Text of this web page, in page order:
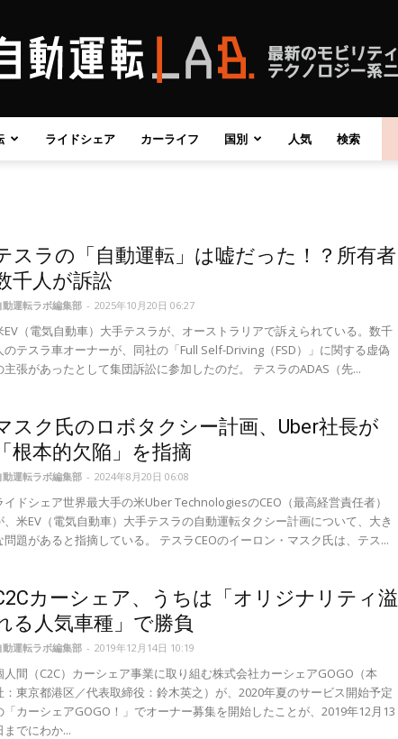
自
動
運
ラ
ライドシェア カーライフ 国別 人気 検索
スラの「自動運転」は嘘だった！？所有者
千人が訴訟
動運転ラボ編集部 - 2025年10月20日 06:27
EV（電気自動車）大手テスラが、オーストラリアで訴えられている。数千
のテスラ車オーナーが、同社の「Full Self-Driving（FSD）」に関する虚偽
主張があったとして集団訴訟に参加したのだ。 テスラのADAS（先...
スク氏のロボタクシー計画、Uber社長が
「根本的欠陥」を指摘
動運転ラボ編集部 - 2024年8月20日 06:08
イドシェア世界最大手の米Uber TechnologiesのCEO（最高経営責任者）
、米EV（電気自動車）大手テスラの自動運転タクシー計画について、大き
問題があると指摘している。 テスラCEOのイーロン・マスク氏は、テス...
カーシェア、うちは「オリジナリティ溢
る人気車種」で勝負
動運転ラボ編集部 - 2019年12月14日 10:19
人間（C2C）カーシェア事業に取り組む株式会社カーシェアGOGO（本
：東京都港区／代表取締役：鈴木英之）が、2020年夏のサービス開始予定
「カーシェアGOGO！」でオーナー募集を開始したことが、2019年12月13
までにわか...